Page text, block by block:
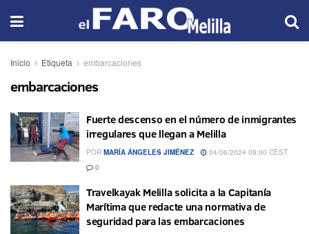
Inicio Etiqueta embarcaciones
embarcaciones
Fuerte descenso en el número de inmigrantes
irregulares que llegan a Melilla
POR MARÍA ÁNGELES JIMÉNEZ
04/06/2024 09:00 CEST
0
Travelkayak Melilla solicita a la Capitanía
Marítima que redacte una normativa de
seguridad para las embarcaciones